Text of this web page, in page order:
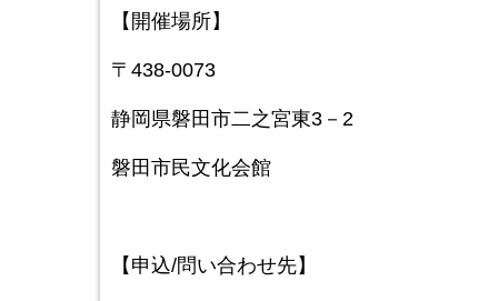
【開催場所】
〒438-0073
静岡県磐田市二之宮東3－2
磐田市民文化会館
【申込/問い合わせ先】